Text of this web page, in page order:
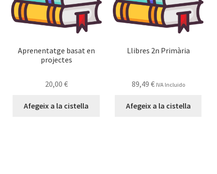
Aprenentatge basat en
projectes
20,00 €
Afegeix a la cistella
Llibres 2n Primària
89,49 € IVA Incluido
Afegeix a la cistella